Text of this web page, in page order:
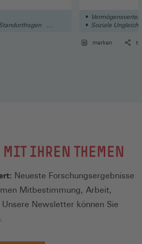
Soziale
merken
MIT IHREN THEMEN
Neueste Forschungsergebnisse
Mitbestimmung, Arbeit,
Newsletter können Sie